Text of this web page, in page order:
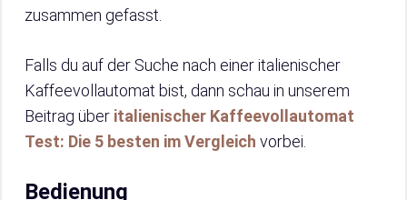
zusammen gefasst.
Falls du auf der Suche nach einer italienischer
Kaffeevollautomat bist, dann schau in unserem
Beitrag über italienischer Kaffeevollautomat
Test: Die 5 besten im Vergleich vorbei.
Bedienung